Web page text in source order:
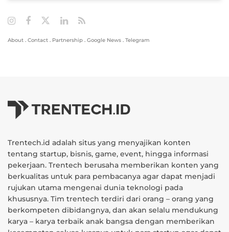
About . Contact . Partnership . Google News . Telegram
Trentech.id adalah situs yang menyajikan konten
tentang startup, bisnis, game, event, hingga informasi
pekerjaan. Trentech berusaha memberikan konten yang
berkualitas untuk para pembacanya agar dapat menjadi
rujukan utama mengenai dunia teknologi pada
khususnya. Tim trentech terdiri dari orang – orang yang
berkompeten dibidangnya, dan akan selalu mendukung
karya – karya terbaik anak bangsa dengan memberikan